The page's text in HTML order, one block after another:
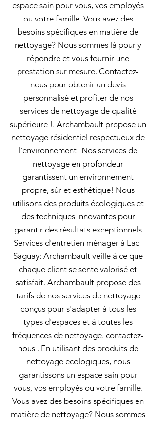
espace sain pour vous, vos employés
ou votre famille. Vous avez des
besoins spécifiques en matière de
nettoyage? Nous sommes là pour y
répondre et vous fournir une
prestation sur mesure. Contactez-
nous pour obtenir un devis
personnalisé et profiter de nos
services de nettoyage de qualité
supérieure !. Archambault propose un
nettoyage résidentiel respectueux de
l'environnement! Nos services de
nettoyage en profondeur
garantissent un environnement
propre, sûr et esthétique! Nous
utilisons des produits écologiques et
des techniques innovantes pour
garantir des résultats exceptionnels
Services d'entretien ménager à Lac-
Saguay: Archambault veille à ce que
chaque client se sente valorisé et
satisfait. Archambault propose des
tarifs de nos services de nettoyage
conçus pour s'adapter à tous les
types d'espaces et à toutes les
fréquences de nettoyage. contactez-
nous . En utilisant des produits de
nettoyage écologiques, nous
garantissons un espace sain pour
vous, vos employés ou votre famille.
Vous avez des besoins spécifiques en
matière de nettoyage? Nous sommes